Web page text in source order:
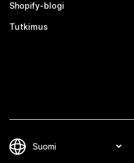
Shopify-blogi
Tutkimus